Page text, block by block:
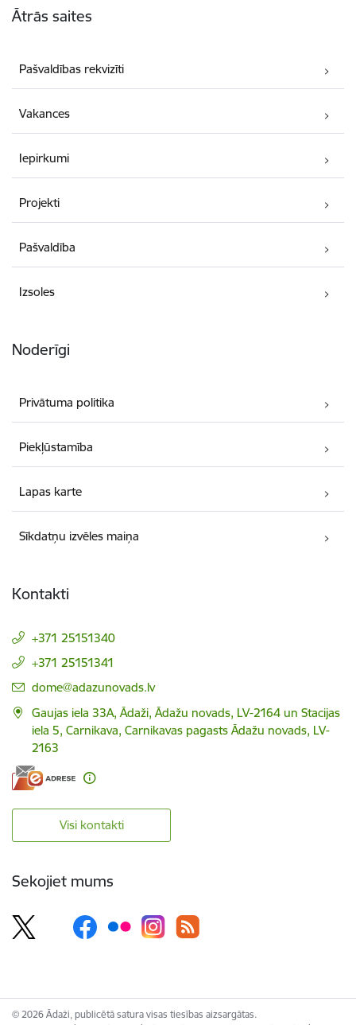
Ātrās saites
Pašvaldības rekvizīti
Vakances
Iepirkumi
Projekti
Pašvaldība
Izsoles
Noderīgi
Privātuma politika
Piekļūstamība
Lapas karte
Sīkdatņu izvēles maiņa
Kontakti
+371 25151340
+371 25151341
E-pasts:
dome@adazunovads.lv
Gaujas iela 33A, Ādaži, Ādažu novads, LV-2164 un Stacijas
iela 5, Carnikava, Carnikavas pagasts Ādažu novads, LV-
2163
Visi kontakti
Sekojiet mums
© 2026 Ādaži, publicētā satura visas tiesības aizsargātas.